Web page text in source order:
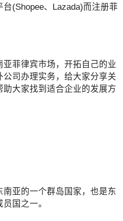
(Shopee、Lazada)而注册菲
菲律宾市场，开拓自己的业
司办理实务，给大家分享关
大家找到适合企业的发展方
亚的一个群岛国家，也是东
国之一。